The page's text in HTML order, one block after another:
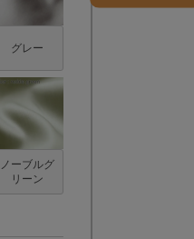
グレー
ノーブルグ
リーン